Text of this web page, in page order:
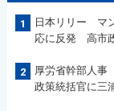
1
日本リリー マ
応に反発 高市
2
厚労省幹部人
政策統括官に三